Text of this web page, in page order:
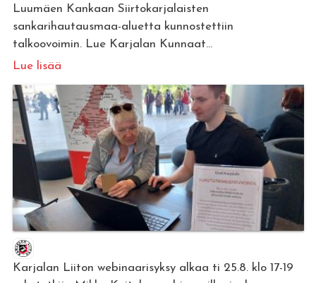
Luumäen Kankaan Siirtokarjalaisten
sankarihautausmaa-aluetta kunnostettiin
talkoovoimin. Lue Karjalan Kunnaat...
Lue lisää
Karjalan Liiton webinaarisyksy alkaa ti 25.8. klo 17-19